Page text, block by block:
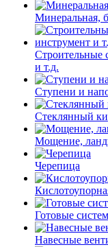
Минеральная,
Строительные
и т.д.
Ступени и
Cтеклянный
Мощение,
Черепица
Готовые
Навесные